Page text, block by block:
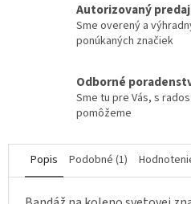
Autorizovaný
Sme overený a
ponúkaných značiek
Odborné
Sme tu pre Vás, s
pomôžeme
Popis Podobné (1)